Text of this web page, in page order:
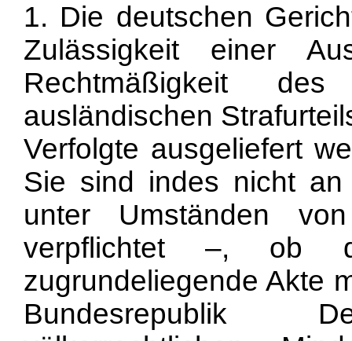
1. Die deutschen
Zulässigkeit einer
Rechtmäßigkeit
ausländischen
Verfolgte ausgeliefert
Sie sind indes nicht
unter Umständen
verpflichtet –, ob
zugrundeliegende Akte
Bundesrepublik